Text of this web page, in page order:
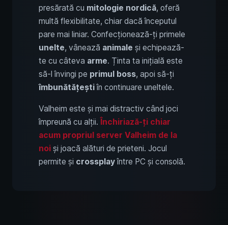
presărată cu mitologie nordică, oferă
multă flexibilitate, chiar dacă începutul
pare mai liniar. Confecționează-ți primele
unelte, vânează animale și echipează-
te cu câteva arme. Ținta ta inițială este
să-l învingi pe primul boss, apoi să-ți
îmbunătățeștiîn continuare uneltele.
Valheim este și mai distractiv când joci
împreună cu alții. Închiriază-ți chiar
acum propriul server Valheim de la
noi și joacă alături de prieteni. Jocul
permite și crossplayîntre PC și consolă.